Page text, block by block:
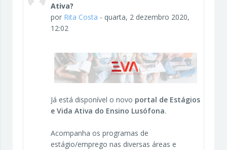
Ativa?
por Rita Costa - quarta, 2 dezembro 2020,
12:02
Já está disponível o novo portal de Estágios
e Vida Ativa do Ensino Lusófona.
Acompanha os programas de
estágio/emprego nas diversas áreas e